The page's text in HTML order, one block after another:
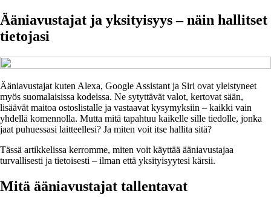
Ääniavustajat ja yksityisyys – näin hallitset
tietojasi
Ääniavustajat kuten Alexa, Google Assistant ja Siri ovat yleistyneet
myös suomalaisissa kodeissa. Ne sytyttävät valot, kertovat sään,
lisäävät maitoa ostoslistalle ja vastaavat kysymyksiin – kaikki vain
yhdellä komennolla. Mutta mitä tapahtuu kaikelle sille tiedolle, jonka
jaat puhuessasi laitteellesi? Ja miten voit itse hallita sitä?
Tässä artikkelissa kerromme, miten voit käyttää ääniavustajaa
turvallisesti ja tietoisesti – ilman että yksityisyytesi kärsii.
Mitä ääniavustajat tallentavat